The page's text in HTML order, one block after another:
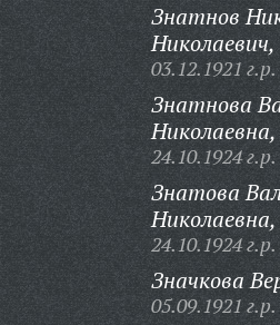
Знатнов
Николаевич,
03.12.1921 г.р.
Знатнова
Николаевна,
24.10.1924 г.р.
Знатова
Николаевна,
24.10.1924 г.р.
Значкова
05.09.1921 г.р.